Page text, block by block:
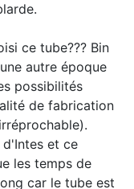
ce tube??? Bin
autre époque
possibilités
de fabrication
d'Intes et ce
les temps de
car le tube est